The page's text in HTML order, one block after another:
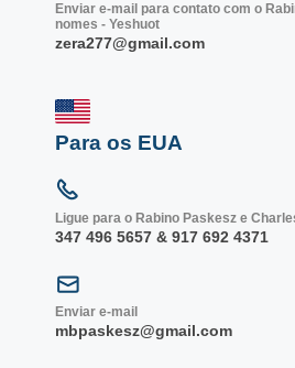
Enviar e-mail para contato com o
nomes - Yeshuot
zera277@gmail.com
Para os EUA
Ligue para o Rabino Paskesz e
347 496 5657 & 917 692 4371
Enviar e-mail
mbpaskesz@gmail.com